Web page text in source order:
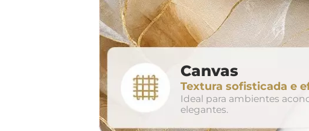
280cm
conjunto
avulso
Canvas
Textura sofisticada e
Ideal para ambientes
elegantes.